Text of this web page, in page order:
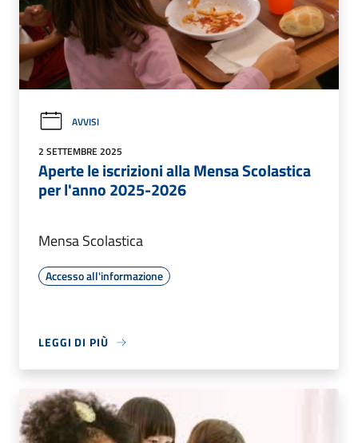
AVVISI
2 SETTEMBRE 2025
Aperte le iscrizioni alla Mensa Scolastica
per l'anno 2025-2026
Mensa Scolastica
Accesso all'informazione
LEGGI DI PIÙ